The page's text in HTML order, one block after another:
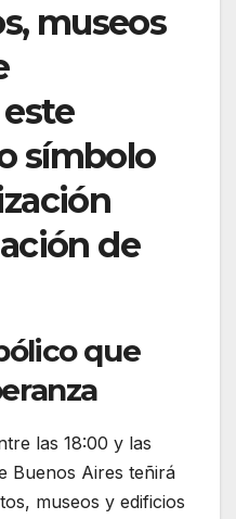
museos
símbolo
de
que
las 18:00 y las
Buenos Aires teñirá
museos y edificios